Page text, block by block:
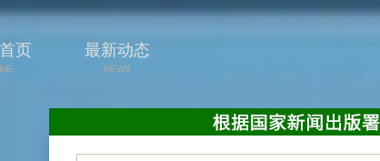
页 最新动态
NEWS